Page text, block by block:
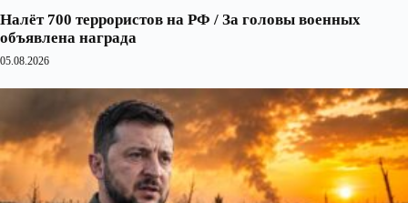
Налёт 700 террористов на РФ / За головы военных
объявлена награда
05.08.2026